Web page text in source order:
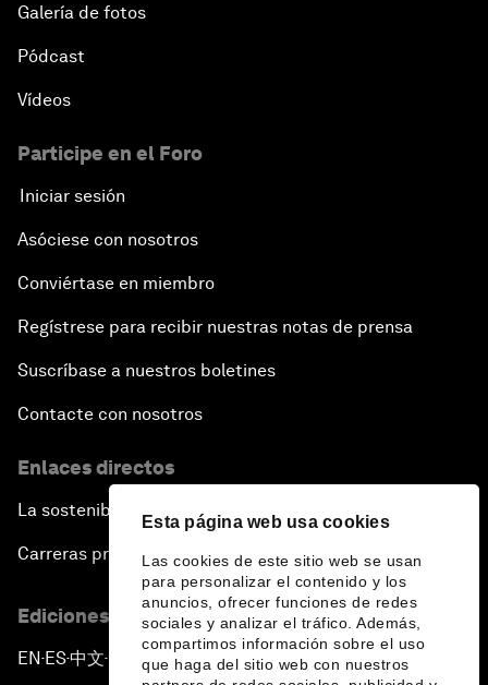
Esta página web usa cookies
Las cookies de este sitio web se usan
para personalizar el contenido y los
anuncios, ofrecer funciones de redes
sociales y analizar el tráfico. Además,
compartimos información sobre el uso
que haga del sitio web con nuestros
Galería de fotos
Pódcast
Vídeos
Participe en el Foro
Iniciar sesión
Asóciese con nosotros
Conviértase en miembro
Regístrese para recibir nuestras notas de prensa
Suscríbase a nuestros boletines
Contacte con nosotros
Enlaces directos
La sostenibilidad en el Foro
Carreras profesionales
Ediciones en otros idiomas
EN ▪ES▪中文▪ 日本語